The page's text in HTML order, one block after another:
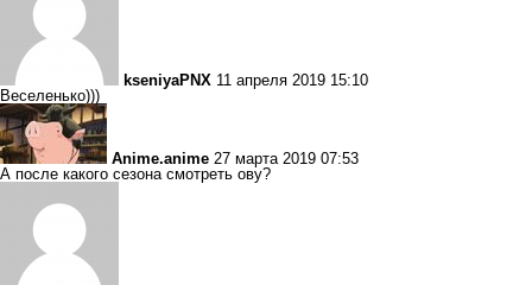
kseniyaPNX 11 апреля 2019 15:10
Веселенько)))
Anime.anime 27 марта 2019 07:53
А после какого сезона смотреть ову?